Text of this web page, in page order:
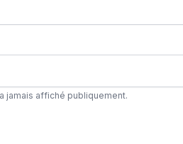
jamais affiché publiquement.